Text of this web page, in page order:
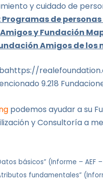
y cuidado de
de
y Fundación
Amigos de
9.218
podemos ayudar a su
y Consultoría a
básicos” (Informe – AEF
fundamentales”